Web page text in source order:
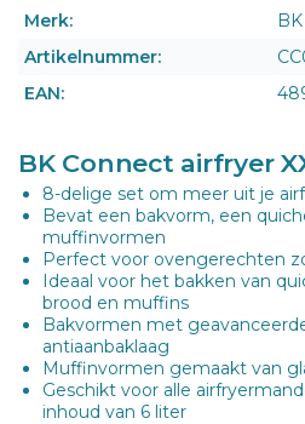
Merk:
Artikelnummer:
EAN:
BK Connect airfryer
8-delige set om meer uit je
Bevat een bakvorm, een
muffinvormen
Perfect voor ovengerechten
Ideaal voor het bakken van
brood en muffins
Bakvormen met
antiaanbaklaag
Muffinvormen gemaakt van
Geschikt voor alle
inhoud van 6 liter